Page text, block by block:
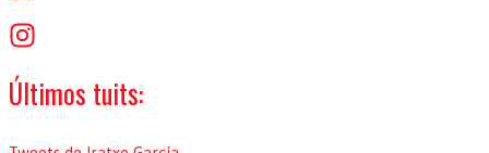
r
Últimos tuits: